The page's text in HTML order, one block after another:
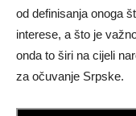
od definisanja onoga
interese, a što je
onda to širi na cijeli
za očuvanje Srpske.